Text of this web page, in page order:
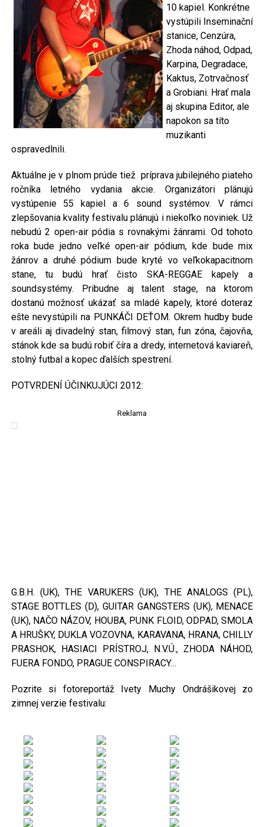
10 kapiel. Konkrétne
vystúpili Inseminační
stanice, Cenzúra,
Zhoda náhod, Odpad,
Karpina, Degradace,
Kaktus, Zotrvačnosť
a Grobiani. Hrať mala
aj skupina Editor, ale
napokon sa títo
muzikanti
ospravedlnili.
Aktuálne je v plnom prúde tiež príprava jubilejného piateho
ročníka letného vydania akcie. Organizátori plánujú
vystúpenie 55 kapiel a 6 sound systémov. V rámci
zlepšovania kvality festivalu plánujú i niekoľko noviniek. Už
nebudú 2 open-air pódia s rovnakými žánrami. Od tohoto
roka bude jedno veľké open-air pódium, kde bude mix
žánrov a druhé pódium bude kryté vo veľkokapacitnom
stane, tu budú hrať čisto SKA-REGGAE kapely a
soundsystémy. Pribudne aj talent stage, na ktorom
dostanú možnosť ukázať sa mladé kapely, ktoré doteraz
ešte nevystúpili na PUNKÁČI DEŤOM. Okrem hudby bude
v areáli aj divadelný stan, filmový stan, fun zóna, čajovňa,
stánok kde sa budú robiť číra a dredy, internetová kaviareň,
stolný futbal a kopec ďalších spestrení.
POTVRDENÍ ÚČINKUJÚCI 2012:
Reklama
G.B.H. (UK), THE VARUKERS (UK), THE ANALOGS (PL),
STAGE BOTTLES (D), GUITAR GANGSTERS (UK), MENACE
(UK), NAČO NÁZOV, HOUBA, PUNK FLOID, ODPAD, SMOLA
A HRUŠKY, DUKLA VOZOVNA, KARAVANA, HRANA, CHILLY
PRASHOK, HASIACI PRÍSTROJ, N.V.Ú., ZHODA NÁHOD,
FUERA FONDO, PRAGUE CONSPIRACY…
Pozrite si fotoreportáž Ivety Muchy Ondrášikovej zo
zimnej verzie festivalu: